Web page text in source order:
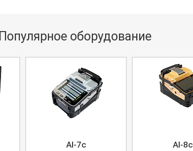
Популярное оборудование
AI-7c AI-8c